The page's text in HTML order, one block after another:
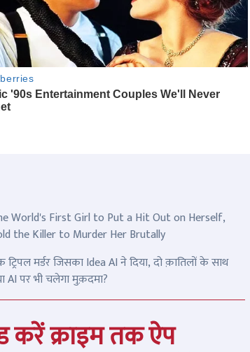
World's First Girl to Put a Hit Out on Herself,
the Killer to Murder Her Brutally
ट्रिपल मर्डर जिसका Idea AI ने दिया, दो क़ातिलों के साथ
AI पर भी चलेगा मुक़दमा?
करें क्राइम तक ऐप